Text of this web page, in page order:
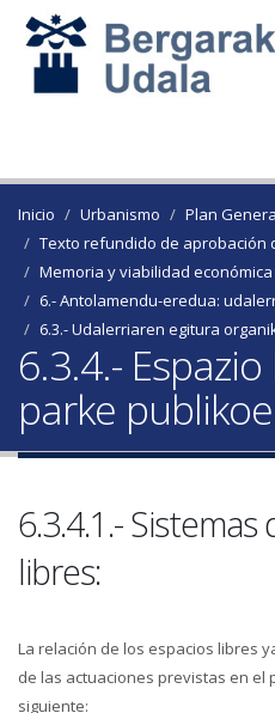
Inicio Urbanismo
Plan
Texto refundido de aprobación
Memoria y viabilidad económica
6.- Antolamendu-eredua:
6.3.- Udalerriaren egitura
6.3.4.-
parke
6.3.4.1.- Sistemas
libres:
La relación de los espacios libres
de las actuaciones previstas en el
siguiente: